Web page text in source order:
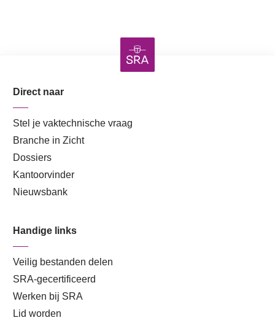
Direct naar
Stel je vaktechnische vraag
Branche in Zicht
Dossiers
Kantoorvinder
Nieuwsbank
Handige links
Veilig bestanden delen
SRA-gecertificeerd
Werken bij SRA
Lid worden